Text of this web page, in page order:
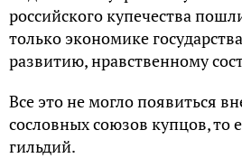
российского купечества
только экономике
развитию, нравственному
Все это не могло появиться
сословных союзов купцов, то
гильдий.